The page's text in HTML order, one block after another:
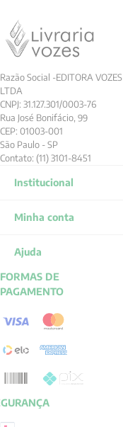
Razão Social -EDITORA VOZES
LTDA
CNPJ: 31.127.301/0003-76
Rua José Bonifácio, 99
CEP: 01003-001
São Paulo - SP
Contato: (11) 3101-8451
Institucional
Minha conta
Ajuda
FORMAS DE
PAGAMENTO